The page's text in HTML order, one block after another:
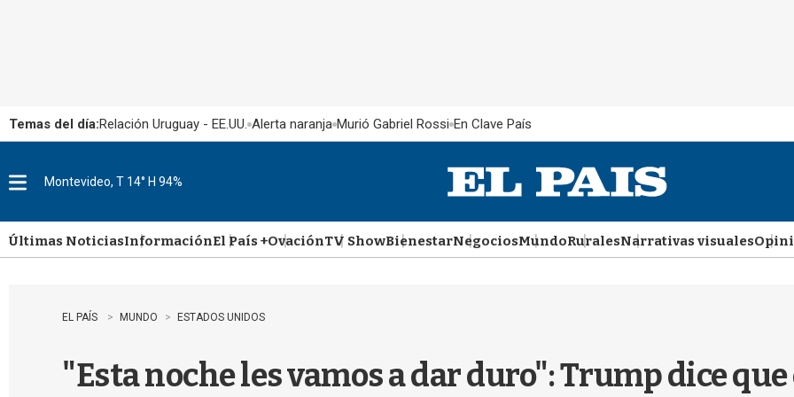
Temas del día:Relación Uruguay - EE.UU. Alerta naranja Murió Gabriel Rossi En Clave País
u
Montevideo, T 14° H 94%
Últimas NoticiasInformaciónEl País +OvaciónTV ShowBienestarNegociosMundoRuralesNarrativas visuales
EL PAÍS MUNDO ESTADOS UNIDOS
"Esta noche les vamos a dar duro": Trump dice